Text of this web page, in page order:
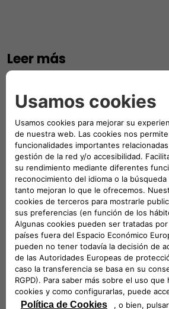
Leer más
Fiat, el futuro va por buen
El evento "FIAT, EL FUTURO VA POR
celebró en La Pista 500 de Lingotto,
presentado por Olivier Francois, CEO
Stellantis